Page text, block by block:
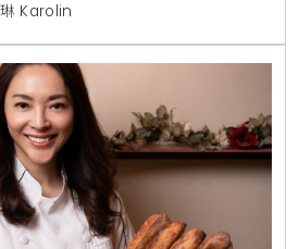
Karolin